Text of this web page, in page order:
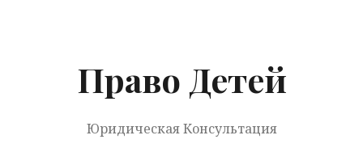
Право Детей
Юридическая Консультация